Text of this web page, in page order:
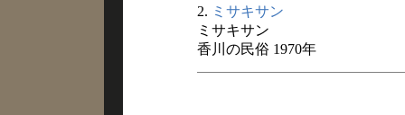
2. ミサキサン
ミサキサン
香川の民俗 1970年